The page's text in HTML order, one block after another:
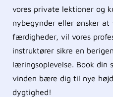
vores private lektioner og
nybegynder eller ønsker at
færdigheder, vil vores
instruktører sikre en
læringsoplevelse. Book din
vinden bære dig til nye
dygtighed!